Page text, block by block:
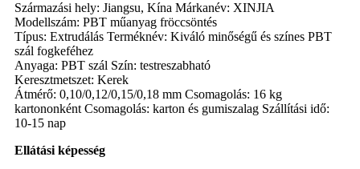
Származási hely: Jiangsu, Kína Márkanév: XINJIA
Modellszám: PBT műanyag fröccsöntés
Típus: Extrudálás Terméknév: Kiváló minőségű és színes PBT
szál fogkeféhez
Anyaga: PBT szál Szín: testreszabható
Keresztmetszet: Kerek
Átmérő: 0,10/0,12/0,15/0,18 mm Csomagolás: 16 kg
kartononként Csomagolás: karton és gumiszalag Szállítási idő:
10-15 nap
Ellátási képesség